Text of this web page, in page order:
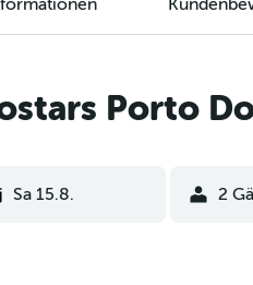
Porto
Sa 15.8. 2